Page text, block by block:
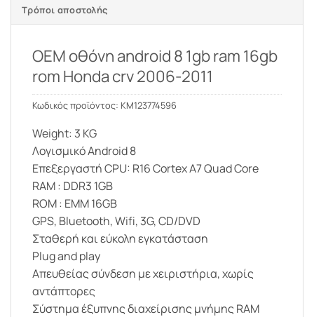
Τρόποι αποστολής
OEM οθόνη android 8 1gb ram 16gb
rom Honda crv 2006-2011
Κωδικός προϊόντος: KM123774596
Weight: 3 KG
Λογισμικό Android 8
Επεξεργαστή CPU: R16 Cortex A7 Quad Core
RAM : DDR3 1GB
ROM : EMM 16GB
GPS, Bluetooth, Wifi, 3G, CD/DVD
Σταθερή και εύκολη εγκατάσταση
Plug and play
Απευθείας σύνδεση με χειριστήρια, χωρίς
αντάπτορες
Σύστημα έξυπνης διαχείρισης μνήμης RAM